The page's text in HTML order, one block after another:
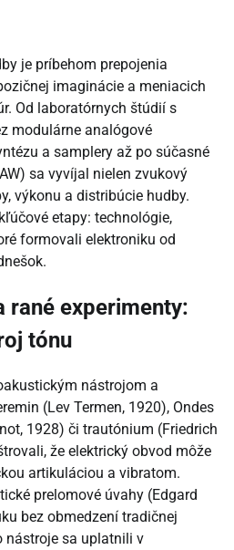
je príbehom prepojenia
imaginácie a meniacich
Od laboratórnych štúdií s
modulárne analógové
a samplery až po súčasné
sa vyvíjal nielen zvukový
výkonu a distribúcie hudby.
etapy: technológie,
formovali elektroniku od
rané experimenty:
tónu
nástrojom a
(Lev Termen, 1920), Ondes
1928) či trautónium (Friedrich
že elektrický obvod môže
artikuláciou a vibratom.
prelomové úvahy (Edgard
bez obmedzení tradičnej
nástroje sa uplatnili v